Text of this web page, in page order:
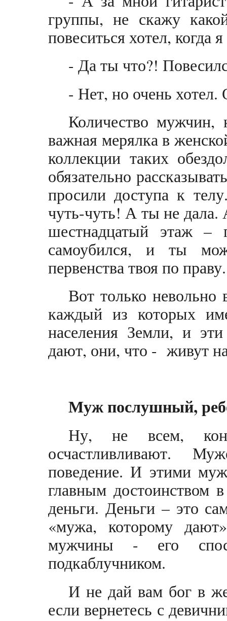
группы, не скажу
повеситься хотел, когда
- Да ты что?!
- Нет, но очень хотел.
Количество мужчин,
важная мерялка в
коллекции таких
обязательно
просили доступа к
чуть-чуть! А ты не дала.
шестнадцатый этаж –
самоубился, и ты
первенства твоя по праву.
Вот только
каждый из которых
населения Земли, и
дают, они, что - живут
Муж послушный,
Ну, не всем,
осчастливливают.
поведение. И этими
главным достоинством
деньги. Деньги – это
«мужа, которому
мужчины - его
подкаблучником.
И не дай вам бог в
если вернетесь с